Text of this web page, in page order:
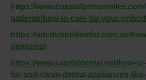
https://
patients/how-to-care-for-your-
https://adcdubbodentist.com.au/
dentures/
https://www.capitaldental.net/how-
for-and-clean-dental-appliances-